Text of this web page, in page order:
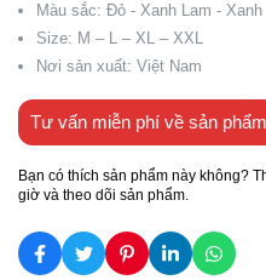
Màu sắc: Đỏ - Xanh Lam -
Size: M – L – XL – XXL
Nơi sản xuất: Việt Nam
Tư vấn miễn phí về sản phẩm
Bạn có thích sản phẩm này không?
giờ và theo dõi sản phẩm.